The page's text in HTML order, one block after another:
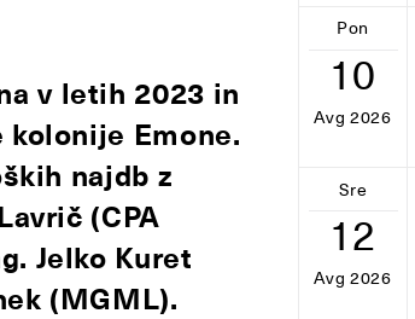
v letih 2023 in
Emone.
najdb z
(CPA
Jelko Kuret
(MGML).
Pon
10
Avg 2026
Sre
12
Avg 2026